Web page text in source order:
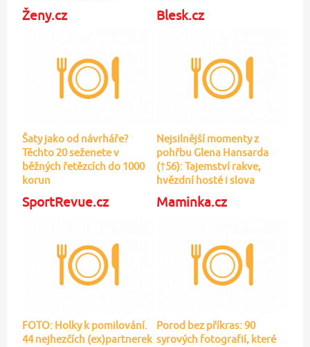
Ženy.cz
Šaty jako od návrháře?
Těchto 20 seženete v
běžných řetězcích do 1000
korun
Blesk.cz
Nejsilnější momenty z
pohřbu Glena Hansarda
(†56): Tajemství rakve,
hvězdní hosté i slova
manželky
SportRevue.cz
FOTO: Holky k pomilování.
44 nejhezčích (ex)partnerek
Maminka.cz
Porod bez příkras: 90
syrových fotografií, které